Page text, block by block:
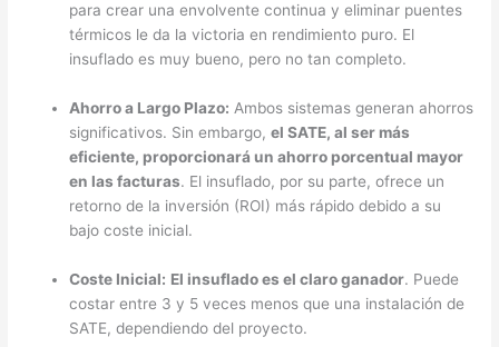
para crear una envolvente continua y eliminar puentes
térmicos le da la victoria en rendimiento puro. El
insuflado es muy bueno, pero no tan completo.
Ahorro a Largo Plazo: Ambos sistemas generan ahorros
significativos. Sin embargo,el SATE, al ser más
eficiente, proporcionará un ahorro porcentual mayor
en las facturas. El insuflado, por su parte, ofrece un
retorno de la inversión (ROI) más rápido debido a su
bajo coste inicial.
Coste Inicial: El insuflado es el claro ganador. Puede
costar entre 3 y 5 veces menos que una instalación de
SATE, dependiendo del proyecto.